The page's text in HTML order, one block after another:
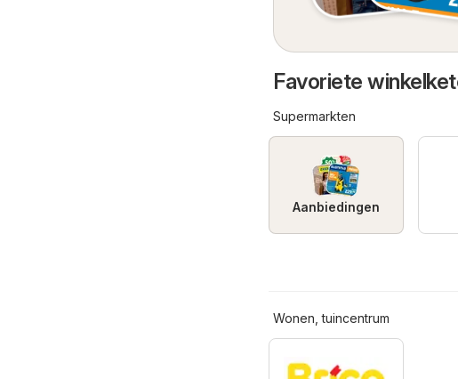
Favoriete
Supermarkten
Aanbiedingen
Wonen, tuincentrum